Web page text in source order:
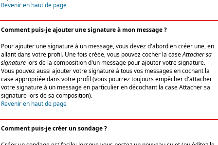
Revenir en haut de page
Comment puis-je ajouter une signature à mon message ?
Pour ajouter une signature à un message, vous devez d'abord en créer une, en
allant dans votre profil. Une fois créée, vous pouvez cocher la caseAttacher sa
signature lors de la composition d'un message pour ajouter votre signature.
Vous pouvez aussi ajouter votre signature à tous vos messages en cochant la
case appropriée dans votre profil (vous pourrez toujours empêcher d'attacher
votre signature à un message en particulier en décochant la case Attacher sa
signature lors de sa composition).
Revenir en haut de page
Comment puis-je créer un sondage ?